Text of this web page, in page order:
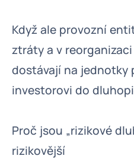
Když ale provozní
ztráty a v
dostávají na jednotky
investorovi do
Proč jsou „rizikové
rizikovější